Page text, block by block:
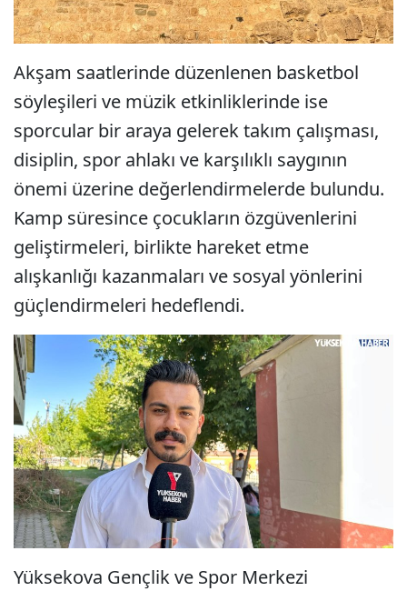
Akşam saatlerinde düzenlenen basketbol
söyleşileri ve müzik etkinliklerinde ise
sporcular bir araya gelerek takım çalışması,
disiplin, spor ahlakı ve karşılıklı saygının
önemi üzerine değerlendirmelerde bulundu.
Kamp süresince çocukların özgüvenlerini
geliştirmeleri, birlikte hareket etme
alışkanlığı kazanmaları ve sosyal yönlerini
güçlendirmeleri hedeflendi.
Yüksekova Gençlik ve Spor Merkezi